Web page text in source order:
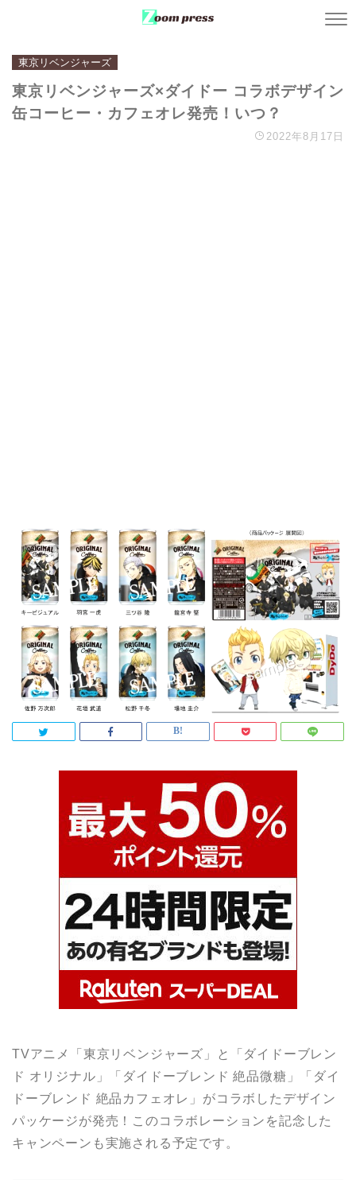
東京リベンジャーズ
東京リベンジャーズ×ダイドー コラボデザイン
缶コーヒー・カフェオレ発売！いつ？
2022年8月17日
TVアニメ「東京リベンジャーズ」と「ダイドーブレン
ド オリジナル」「ダイドーブレンド 絶品微糖」「ダイ
ドーブレンド 絶品カフェオレ」がコラボしたデザイン
パッケージが発売！このコラボレーションを記念した
キャンペーンも実施される予定です。